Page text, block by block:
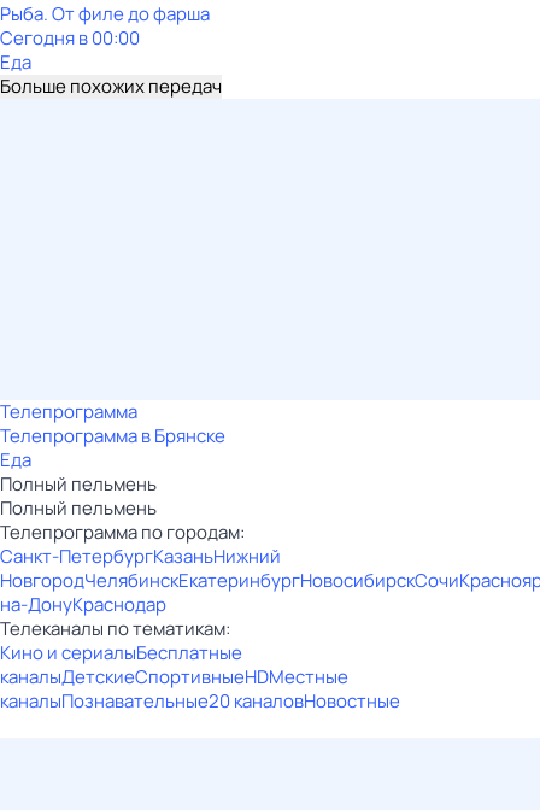
Рыба. От филе до фарша
Сегодня в 00:00
Еда
Больше похожих передач
Телепрограмма
Телепрограмма в Брянске
Еда
Полный пельмень
Полный пельмень
Телепрограмма по городам:
Санкт-ПетербургКазаньНижний
НовгородЧелябинскЕкатеринбургНовосибирскСочи
на-ДонуКраснодар
Телеканалы по тематикам:
Кино и сериалыБесплатные
каналыДетскиеСпортивныеHDМестные
каналыПознавательные20 каналовНовостные